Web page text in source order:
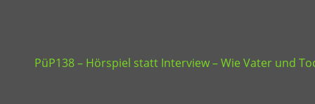
PüP138 – Hörspiel statt Interview – Wie Vater und